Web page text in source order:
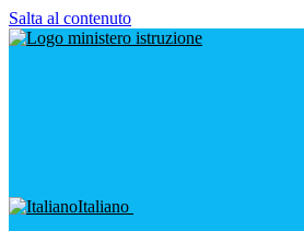
Salta al contenuto
Italiano